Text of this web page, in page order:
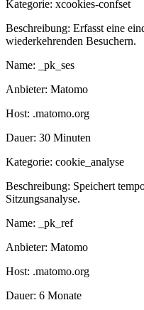
Kategorie: xcookies-confset
Beschreibung: Erfasst eine
wiederkehrenden Besuchern.
Name: _pk_ses
Anbieter: Matomo
Host: .matomo.org
Dauer: 30 Minuten
Kategorie: cookie_analyse
Beschreibung: Speichert
Sitzungsanalyse.
Name: _pk_ref
Anbieter: Matomo
Host: .matomo.org
Dauer: 6 Monate